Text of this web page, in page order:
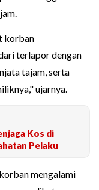
korban
terlapor dengan
tajam, serta
ujarnya.
Kos di
Pelaku
mengalami